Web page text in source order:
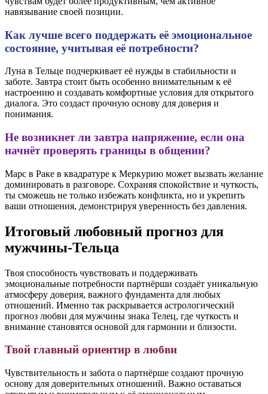
навязывание своей позиции.
Как лучше всего поддержать её эмоциональное
состояние, учитывая её потребности?
Луна в Тельце подчеркивает её нужды в стабильности и
заботе. Завтра стоит быть особенно внимательным к её
настроению и создавать комфортные условия для открытого
диалога. Это создаст прочную основу для доверия и
понимания.
Не возникнет ли завтра напряжение, если она
начнёт проверять границы в общении?
Марс в Раке в квадратуре к Меркурию может вызвать желание
доминировать в разговоре. Сохраняя спокойствие и чуткость,
ты сможешь не только избежать конфликта, но и укрепить
ваши отношения, демонстрируя уверенность без давления.
Итоговый любовный прогноз для
мужчины-Тельца
Твоя способность чувствовать и поддерживать
эмоциональные потребности партнёрши создаёт уникальную
атмосферу доверия, важного фундамента для любых
отношений. Именно так раскрывается астрологический
прогноз любви для мужчины знака Телец, где чуткость и
внимание становятся основой для гармонии и близости.
Твой главный ориентир в любви
Чувствительность и забота о партнёрше создают прочную
основу для доверительных отношений. Важно оставаться